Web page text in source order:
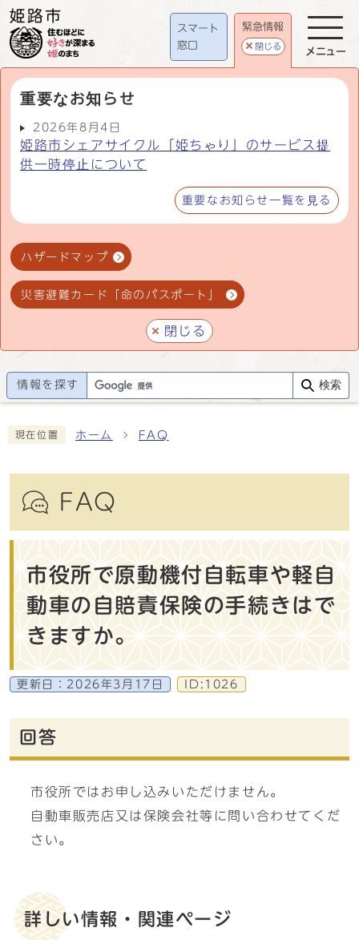
スマート
窓口
緊急情報
閉じる
重要なお知らせ
2026年8月4日
姫路市シェアサイクル「姫ちゃり」のサービス提
供一時停止について
重要なお知らせ一覧を見る
ハザードマップ
災害避難カード「命のパスポート」
閉じる
メニュー
情報を探す 検索
現在位置 ホーム FAQ
FAQ
市役所で原動機付自転車や軽自
動車の自賠責保険の手続きはで
きますか。
更新日： 2026年3月17日 ID:1026
回答
市役所ではお申し込みいただけません。
自動車販売店又は保険会社等に問い合わせてくだ
さい。
詳しい情報・関連ページ